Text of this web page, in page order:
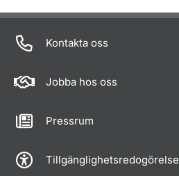
Kontakta oss
Jobba hos oss
Pressrum
Tillgänglighetsredogörelse